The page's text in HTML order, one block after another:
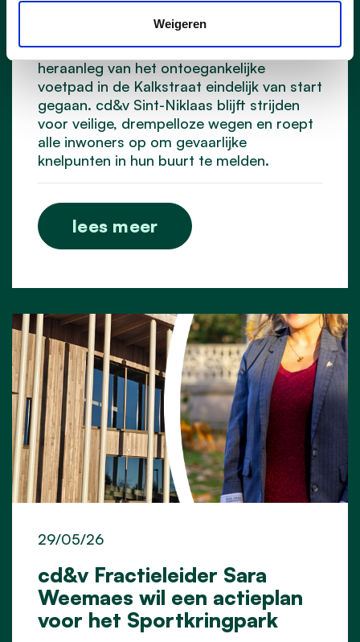
Weigeren
maandenlang aandringen door cd&v-
gemeenteraadslid Jos De Meyer is de
heraanleg van het ontoegankelijke
voetpad in de Kalkstraat eindelijk van start
gegaan. cd&v Sint-Niklaas blijft strijden
voor veilige, drempelloze wegen en roept
alle inwoners op om gevaarlijke
knelpunten in hun buurt te melden.
lees meer
cd&v Fractieleider Sara
Weemaes wil een actieplan
voor het Sportkringpark
29/05/26